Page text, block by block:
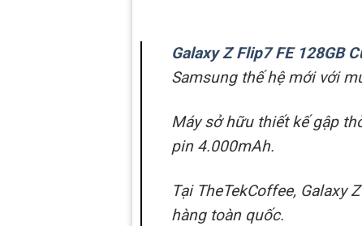
Galaxy Z Flip7 FE 128GB
Samsung thế hệ mới với
Máy sở hữu thiết kế gập
pin 4.000mAh.
Tại TheTekCoffee, Galaxy
hàng toàn quốc.